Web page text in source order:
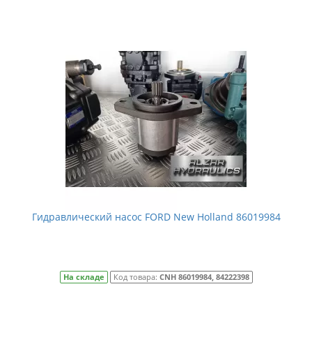
Гидравлический насос FORD New Holland 86019984
На складе Код товара: CNH 86019984, 84222398